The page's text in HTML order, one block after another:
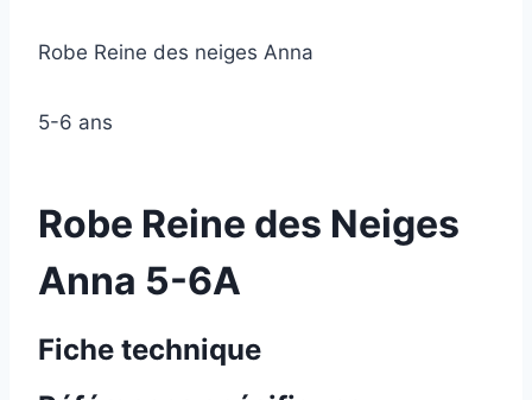
Robe Reine des neiges Anna
5-6 ans
Robe Reine des Neiges
Anna 5-6A
Fiche technique